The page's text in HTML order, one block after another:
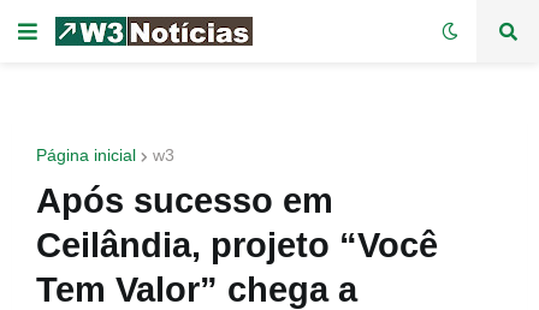
Página inicial w3
Após sucesso em
Ceilândia, projeto “Você
Tem Valor” chega a